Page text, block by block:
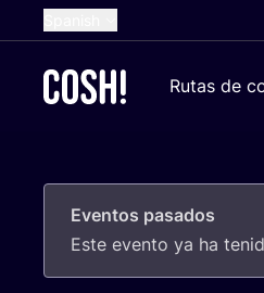
Dutch
German
Croatian
Rutas de
Eventos pasados
Este even­to ya ha